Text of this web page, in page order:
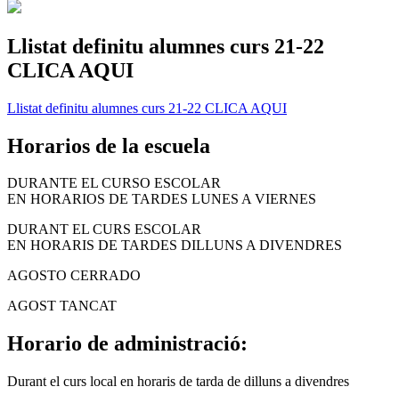
Llistat definitu alumnes curs 21-22
CLICA AQUI
Llistat definitu alumnes curs 21-22 CLICA AQUI
Horarios de la escuela
DURANTE EL CURSO ESCOLAR
EN HORARIOS DE TARDES LUNES A VIERNES
DURANT EL CURS ESCOLAR
EN HORARIS DE TARDES DILLUNS A DIVENDRES
AGOSTO CERRADO
AGOST TANCAT
Horario de administració:
Durant el curs local en horaris de tarda de dilluns a divendres